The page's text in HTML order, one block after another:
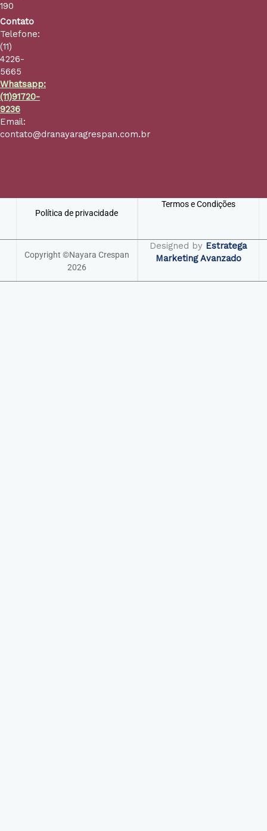
190
Contato
Telefone:
(11)
4226-
5665
Whatsapp:
(11)91720-
9236
Email:
contato@dranayaragrespan.com.br
Política de privacidade
Termos e Condições
Copyright ©Nayara Crespan
2026
Designed by Estratega
Marketing Avanzado